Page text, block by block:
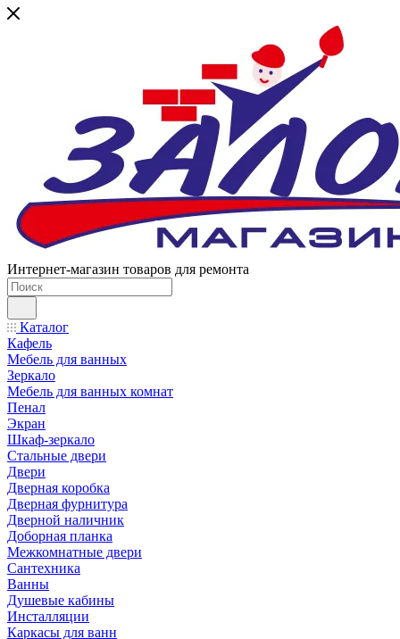
Интернет-магазин товаров для ремонта
Каталог
Кафель
Мебель для ванных
Зеркало
Мебель для ванных комнат
Пенал
Экран
Шкаф-зеркало
Стальные двери
Двери
Дверная коробка
Дверная фурнитура
Дверной наличник
Доборная планка
Межкомнатные двери
Сантехника
Ванны
Душевые кабины
Инсталляции
Каркасы для ванн